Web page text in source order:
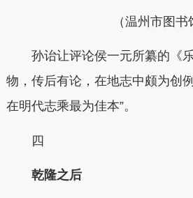
（温州市图书
孙诒让评论侯一元所纂的《
物，传后有论，在地志中颇为创
在明代志乘最为佳本”。
四
乾隆之后